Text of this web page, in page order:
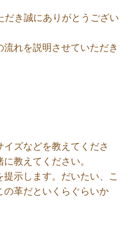
だき誠にありがとうござい
れを説明させていただき
ズなどを教えてくださ
教えてください。
示します。だいたい、こ
の革だといくらぐらいか